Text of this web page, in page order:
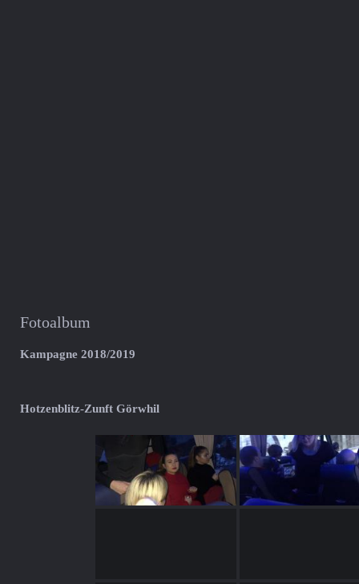
Fotoalbum
Kampagne 2018/2019
Hotzenblitz-Zunft Görwhil